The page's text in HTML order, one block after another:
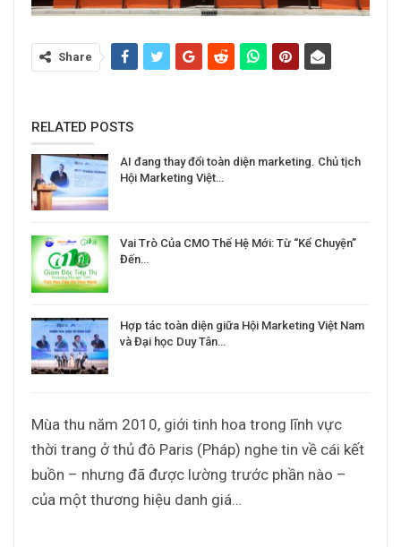
Share
RELATED POSTS
AI đang thay đổi toàn diện marketing. Chủ tịch
Hội Marketing Việt…
Vai Trò Của CMO Thế Hệ Mới: Từ “Kể Chuyện”
Đến…
Hợp tác toàn diện giữa Hội Marketing Việt Nam
và Đại học Duy Tân…
Mùa thu năm 2010, giới tinh hoa trong lĩnh vực
thời trang ở thủ đô Paris (Pháp) nghe tin về cái kết
buồn – nhưng đã được lường trước phần nào –
của một thương hiệu danh giá…